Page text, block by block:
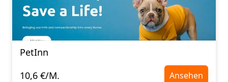
PetInn
10,6 €/M.
Ansehen